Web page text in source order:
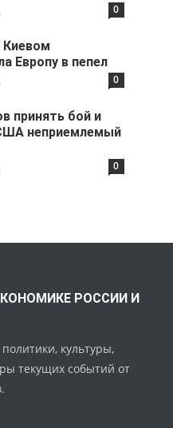
0
Европу в пепел
0
принять бой и
неприемлемый
0
РОССИИ И
культуры,
текущих событий от